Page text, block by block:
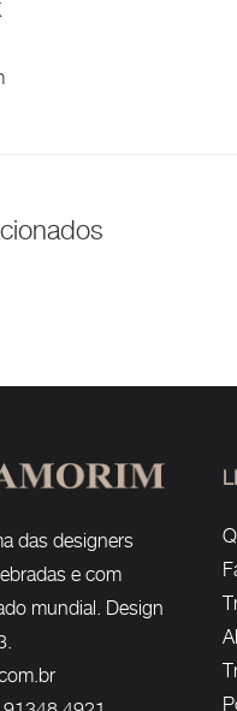
das designers
e com
mundial. Design